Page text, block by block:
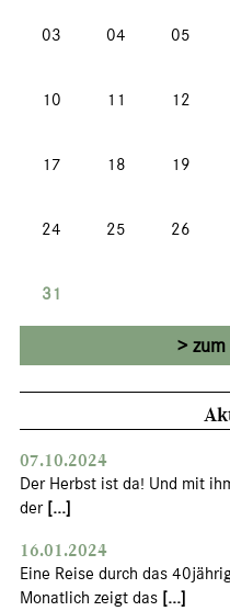
03 04 05
10 11 12
17 18 19
24 25 26
31
07.10.2024
Der Herbst ist da! Und mit
der [...]
16.01.2024
Eine Reise durch das
Monatlich zeigt das [...]